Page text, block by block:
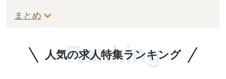
まとめ
人気の求人特集ランキング
Ranking